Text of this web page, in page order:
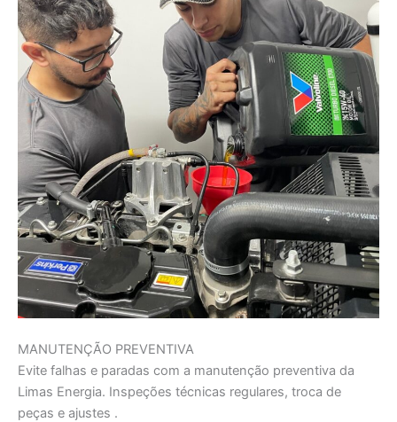
MANUTENÇÃO PREVENTIVA
Evite falhas e paradas com a manutenção preventiva da
Limas Energia. Inspeções técnicas regulares, troca de
peças e ajustes .